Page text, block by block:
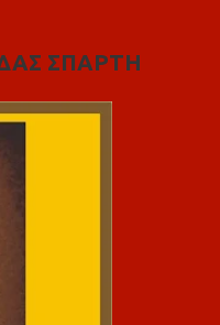
ΣΠΑΡΤΗ